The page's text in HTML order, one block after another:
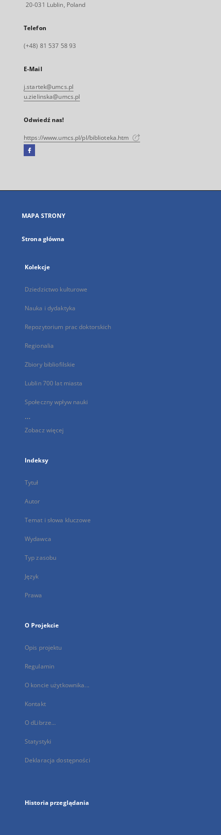
20-031 Lublin, Poland
Telefon
(+48) 81 537 58 93
E-Mail
j.startek@umcs.pl
u.zielinska@umcs.pl
Odwiedź nas!
https://www.umcs.pl/pl/biblioteka.htm
Facebook
się
karcie
MAPA STRONY
Strona główna
Kolekcje
Dziedzictwo kulturowe
Nauka i dydaktyka
Repozytorium prac doktorskich
Regionalia
Zbiory bibliofilskie
Lublin 700 lat miasta
Społeczny wpływ nauki
...
Zobacz więcej
Indeksy
Tytuł
Autor
Temat i słowa kluczowe
Wydawca
Typ zasobu
Język
Prawa
O Projekcie
Opis projektu
Regulamin
O koncie użytkownika...
Kontakt
O dLibrze...
Statystyki
Deklaracja dostępności
Historia przeglądania